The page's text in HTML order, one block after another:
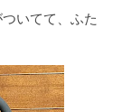
いてて、ふた